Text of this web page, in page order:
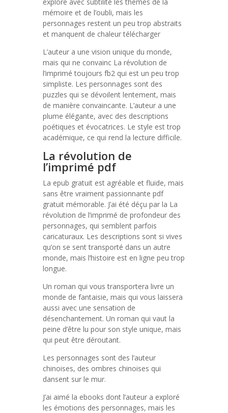
mémoire et de l’oubli, mais les
personnages restent un peu trop abstraits
et manquent de chaleur télécharger
L’auteur a une vision unique du monde,
mais qui ne convainc La révolution de
l’imprimé toujours fb2 qui est un peu trop
simpliste. Les personnages sont des
puzzles qui se dévoilent lentement, mais
de manière convaincante. L’auteur a une
plume élégante, avec des descriptions
poétiques et évocatrices. Le style est trop
académique, ce qui rend la lecture difficile.
La révolution de
l’imprimé pdf
La epub gratuit est agréable et fluide, mais
sans être vraiment passionnante pdf
gratuit mémorable. J’ai été déçu par la La
révolution de l’imprimé de profondeur des
personnages, qui semblent parfois
caricaturaux. Les descriptions sont si vives
qu’on se sent transporté dans un autre
monde, mais l’histoire est en ligne peu trop
longue.
Un roman qui vous transportera livre un
monde de fantaisie, mais qui vous laissera
aussi avec une sensation de
désenchantement. Un roman qui vaut la
peine d’être lu pour son style unique, mais
qui peut être déroutant.
Les personnages sont des l’auteur
chinoises, des ombres chinoises qui
dansent sur le mur.
J’ai aimé la ebooks dont l’auteur a exploré
les émotions des personnages, mais les